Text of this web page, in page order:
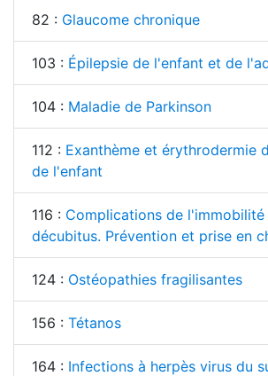
82 : Glaucome chronique
103 : Épilepsie de l'enfant et de
104 : Maladie de Parkinson
112 : Exanthème et érythrodermie
de l'enfant
116 : Complications de l'immobilité
décubitus. Prévention et prise en
124 : Ostéopathies fragilisantes
156 : Tétanos
164 : Infections à herpès virus du